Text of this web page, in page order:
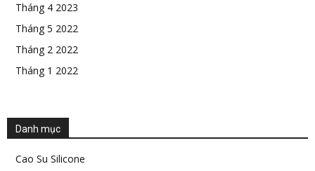
Tháng 4 2023
Tháng 5 2022
Tháng 2 2022
Tháng 1 2022
Danh mục
Cao Su Silicone